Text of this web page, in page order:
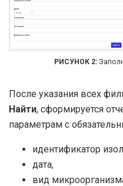
После указания всех
Найти, сформируется
параметрам с
идентификатор
дата,
вид